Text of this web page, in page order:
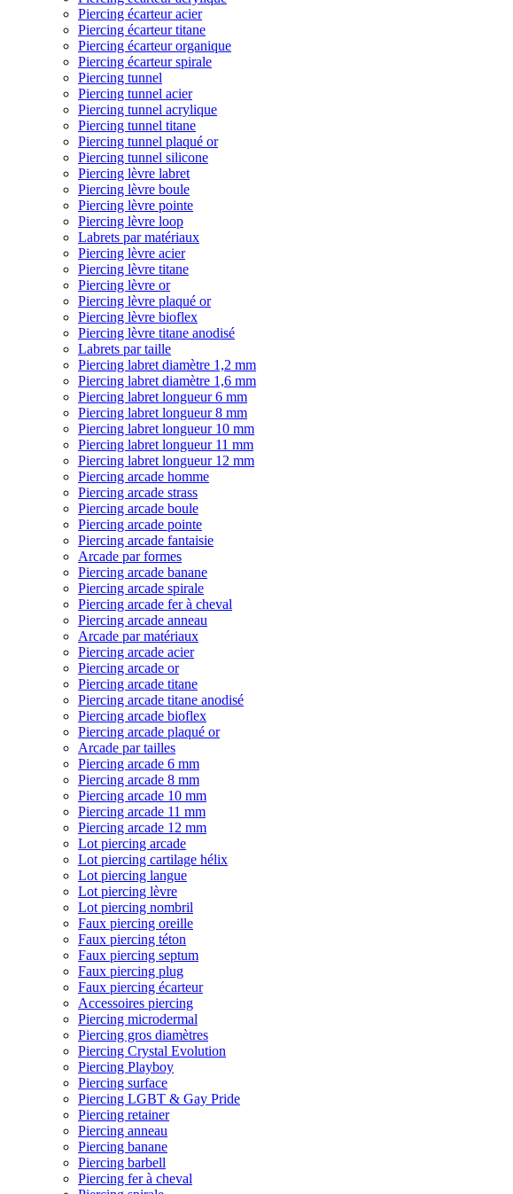
Piercing écarteur acier
Piercing écarteur titane
Piercing écarteur organique
Piercing écarteur spirale
Piercing tunnel
Piercing tunnel acier
Piercing tunnel acrylique
Piercing tunnel titane
Piercing tunnel plaqué or
Piercing tunnel silicone
Piercing lèvre labret
Piercing lèvre boule
Piercing lèvre pointe
Piercing lèvre loop
Labrets par matériaux
Piercing lèvre acier
Piercing lèvre titane
Piercing lèvre or
Piercing lèvre plaqué or
Piercing lèvre bioflex
Piercing lèvre titane anodisé
Labrets par taille
Piercing labret diamètre 1,2 mm
Piercing labret diamètre 1,6 mm
Piercing labret longueur 6 mm
Piercing labret longueur 8 mm
Piercing labret longueur 10 mm
Piercing labret longueur 11 mm
Piercing labret longueur 12 mm
Piercing arcade homme
Piercing arcade strass
Piercing arcade boule
Piercing arcade pointe
Piercing arcade fantaisie
Arcade par formes
Piercing arcade banane
Piercing arcade spirale
Piercing arcade fer à cheval
Piercing arcade anneau
Arcade par matériaux
Piercing arcade acier
Piercing arcade or
Piercing arcade titane
Piercing arcade titane anodisé
Piercing arcade bioflex
Piercing arcade plaqué or
Arcade par tailles
Piercing arcade 6 mm
Piercing arcade 8 mm
Piercing arcade 10 mm
Piercing arcade 11 mm
Piercing arcade 12 mm
Lot piercing arcade
Lot piercing cartilage hélix
Lot piercing langue
Lot piercing lèvre
Lot piercing nombril
Faux piercing oreille
Faux piercing téton
Faux piercing septum
Faux piercing plug
Faux piercing écarteur
Accessoires piercing
Piercing microdermal
Piercing gros diamètres
Piercing Crystal Evolution
Piercing Playboy
Piercing surface
Piercing LGBT & Gay Pride
Piercing retainer
Piercing anneau
Piercing banane
Piercing barbell
Piercing fer à cheval